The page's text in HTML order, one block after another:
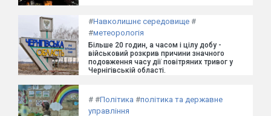
#Навколишнє середовище #
#метеорологія
Більше 20 годин, а часом і цілу добу -
військовий розкрив причини значного
подовження часу дії повітряних тривог у
Чернігівській області.
# #Політика #політика та державне
управління